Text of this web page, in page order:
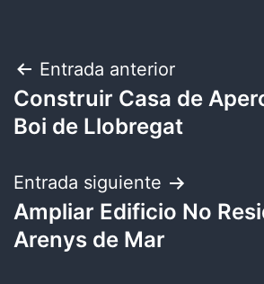
Navegación
de
entradas
Entrada anterior
Construir Casa de
Boi de Llobregat
Entrada siguiente
Ampliar Edificio No
Arenys de Mar